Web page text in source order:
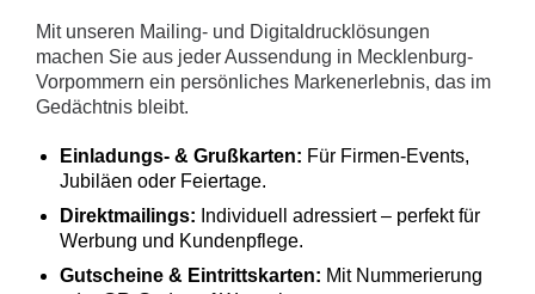
Mit unseren Mailing- und Digitaldrucklösungen
machen Sie aus jeder Aussendung in Mecklenburg-
Vorpommern ein persönliches Markenerlebnis, das im
Gedächtnis bleibt.
Einladungs- & Grußkarten: Für Firmen-Events,
Jubiläen oder Feiertage.
Direktmailings: Individuell adressiert – perfekt für
Werbung und Kundenpflege.
Gutscheine & Eintrittskarten: Mit Nummerierung